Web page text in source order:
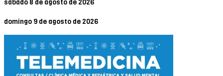
sábado 8 de agosto de 2026
domingo 9 de agosto de 2026